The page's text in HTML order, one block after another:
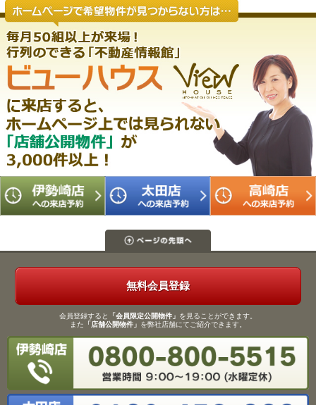
無料会員登録
会員登録すると 「会員限定公開物件」 を見ることができます。
また 「店舗公開物件」 を弊社店舗にてご紹介できます。